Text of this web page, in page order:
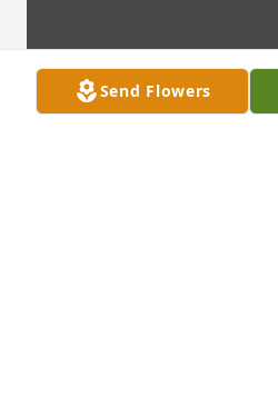
Send Flowers